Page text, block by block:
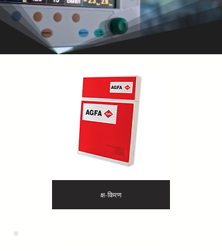
क्ष-किरण